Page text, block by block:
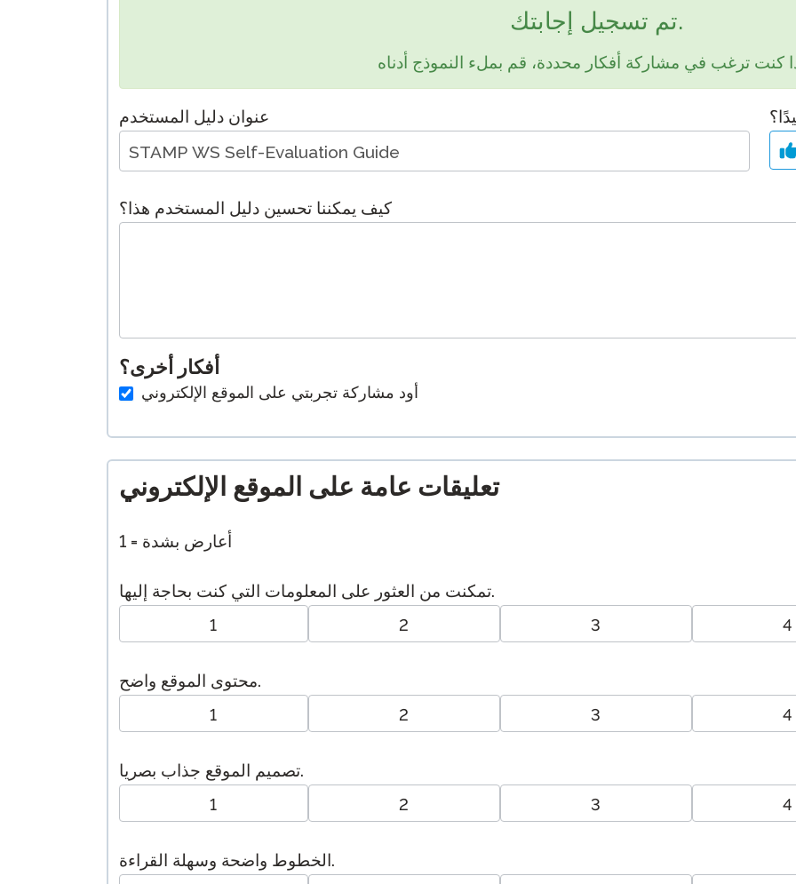
أحداث
تم تسجيل إجابتك.
عنوان دليل المستخدم
كيف يمكننا تحسين دليل المستخدم هذا؟
أفكار أخرى؟
أود مشاركة تجربتي على الموقع الإلكتروني
تعليقات عامة على الموقع الإلكتروني
1 = أعارض بشدة
تمكنت من العثور على المعلومات التي كنت بحاجة إليها.
1 2 3 4
محتوى الموقع واضح.
1 2 3 4
تصميم الموقع جذاب بصريا.
1 2 3 4
الخطوط واضحة وسهلة القراءة.